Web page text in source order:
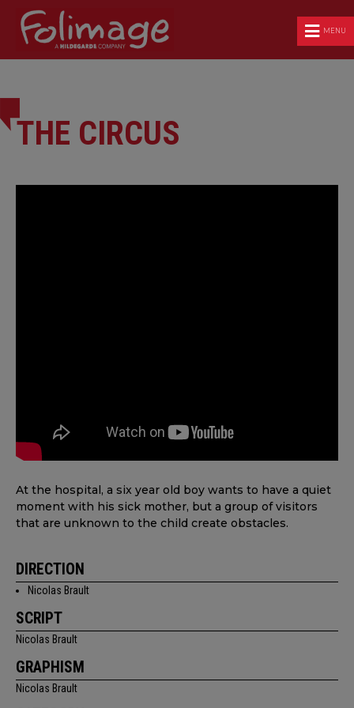
MENU
THE CIRCUS
At the hospital, a six year old boy wants to have a quiet
moment with his sick mother, but a group of visitors
that are unknown to the child create obstacles.
DIRECTION
Nicolas Brault
SCRIPT
Nicolas Brault
GRAPHISM
Nicolas Brault